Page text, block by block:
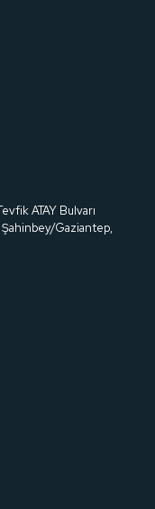
ATAY Bulvarı
Şahinbey/Gaziantep,